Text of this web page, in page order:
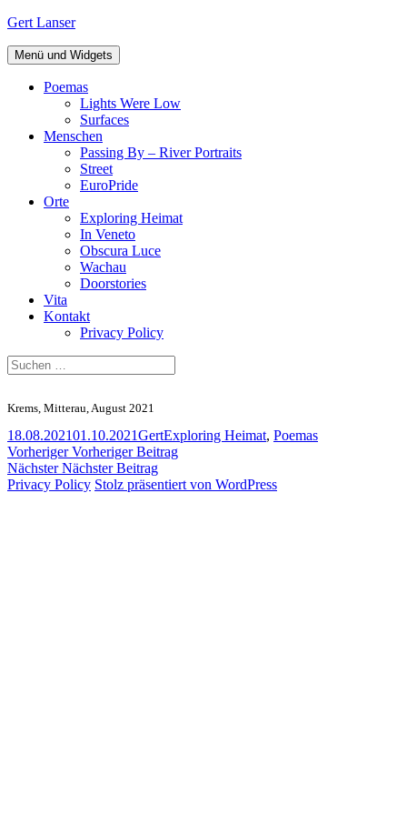
Zum
springen
Gert Lanser
Menü und Widgets
Poemas
Lights Were Low
Surfaces
Menschen
Passing By – River Portraits
Street
EuroPride
Orte
Exploring Heimat
In Veneto
Obscura Luce
Wachau
Doorstories
Vita
Kontakt
Privacy Policy
Suchen
nach:
Krems, Mitterau, August 2021
Veröffentlicht
am
18.08.202101.10.2021Autor
GertKategorien
Exploring Heimat, Poemas
Beitragsnavigation
Vorheriger Vorheriger
Beitrag:
Vorheriger Beitrag
Nächster Nächster
Beitrag:
Nächster Beitrag
Privacy Policy Stolz präsentiert von WordPress